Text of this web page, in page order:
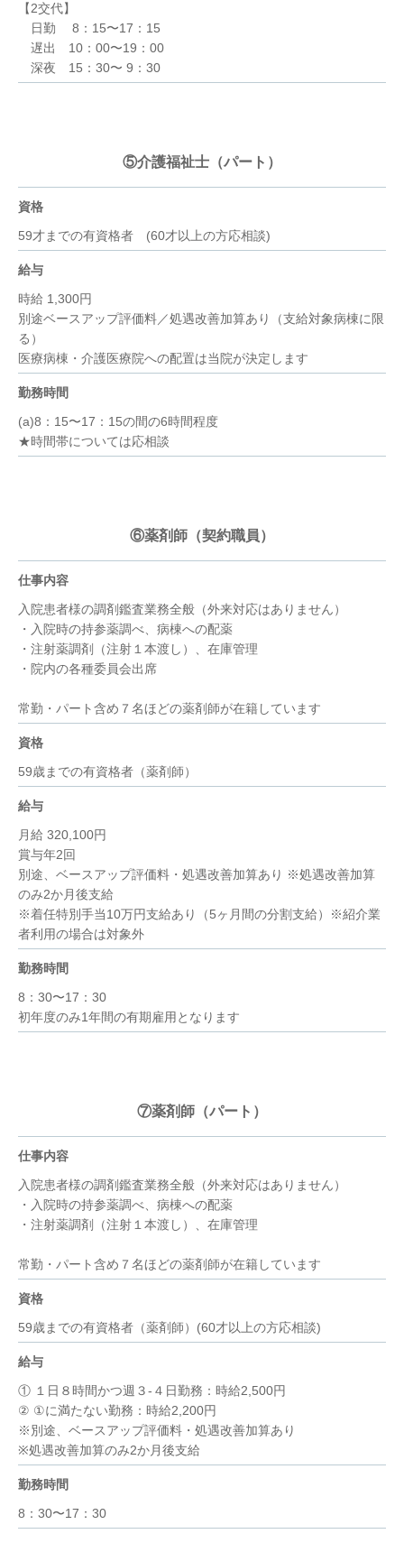
【2交代】
日勤 8：15〜17：15
遅出 10：00〜19：00
深夜 15：30〜 9：30
⑤介護福祉士（パート）
資格
59才までの有資格者 (60才以上の方応相談)
給与
時給 1,300円
別途ベースアップ評価料／処遇改善加算あり（支給対象病棟に限
る）
医療病棟・介護医療院への配置は当院が決定します
勤務時間
(a)8：15〜17：15の間の6時間程度
★時間帯については応相談
⑥薬剤師（契約職員）
仕事内容
入院患者様の調剤鑑査業務全般（外来対応はありません）
・入院時の持参薬調べ、病棟への配薬
・注射薬調剤（注射１本渡し）、在庫管理
・院内の各種委員会出席
常勤・パート含め７名ほどの薬剤師が在籍しています
資格
59歳までの有資格者（薬剤師）
給与
月給 320,100円
賞与年2回
別途、ベースアップ評価料・処遇改善加算あり ※処遇改善加算
のみ2か月後支給
※着任特別手当10万円支給あり（5ヶ月間の分割支給）※紹介業
者利用の場合は対象外
勤務時間
8：30〜17：30
初年度のみ1年間の有期雇用となります
⑦薬剤師（パート）
仕事内容
入院患者様の調剤鑑査業務全般（外来対応はありません）
・入院時の持参薬調べ、病棟への配薬
・注射薬調剤（注射１本渡し）、在庫管理
常勤・パート含め７名ほどの薬剤師が在籍しています
資格
59歳までの有資格者（薬剤師）(60才以上の方応相談)
給与
① １日８時間かつ週３-４日勤務：時給2,500円
② ①に満たない勤務：時給2,200円
※別途、ベースアップ評価料・処遇改善加算あり
※処遇改善加算のみ2か月後支給
勤務時間
8：30〜17：30